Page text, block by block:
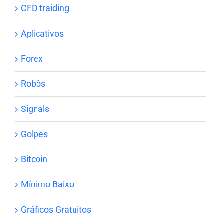
CFD traiding
Aplicativos
Forex
Robôs
Signals
Golpes
Bitcoin
Mínimo Baixo
Gráficos Gratuitos